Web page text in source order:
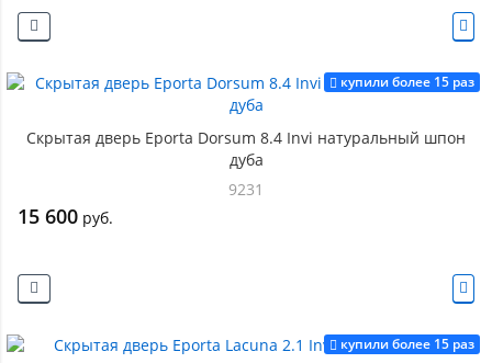
купили более 15 раз
Скрытая дверь Eporta Dorsum 8.4 Invi натуральный шпон
дуба
9231
15 600 руб.
купили более 15 раз